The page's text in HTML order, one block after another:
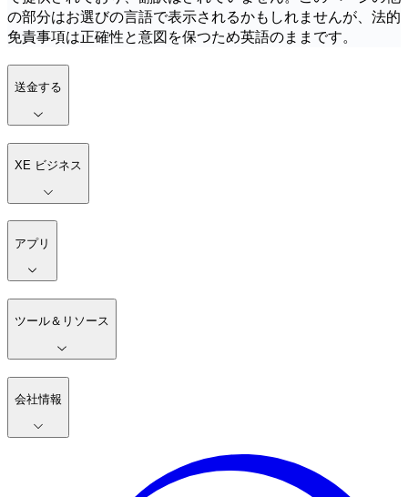
の部分はお選びの言語で表示されるかもしれませんが、法的
免責事項は正確性と意図を保つため英語のままです。
送金する
XE ビジネス
アプリ
ツール＆リソース
会社情報